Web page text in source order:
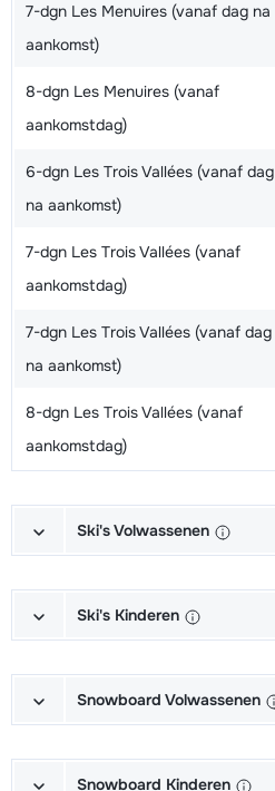
7-dgn Les Menuires (vanaf dag na
aankomst)
8-dgn Les Menuires (vanaf
aankomstdag)
6-dgn Les Trois Vallées (vanaf dag
na aankomst)
7-dgn Les Trois Vallées (vanaf
aankomstdag)
7-dgn Les Trois Vallées (vanaf dag
na aankomst)
8-dgn Les Trois Vallées (vanaf
aankomstdag)
Ski's Volwassenen
Schoenen + Stokken (6/7 dagen)
Stokken (6/7 dagen)
(6/7 dagen)
Ski's Kinderen
Schoenen + Stokken (6/7 dagen)
Stokken (6/7 dagen)
Snowboard Volwassenen
Boots (6/7 dagen)
Snowboard Kinderen